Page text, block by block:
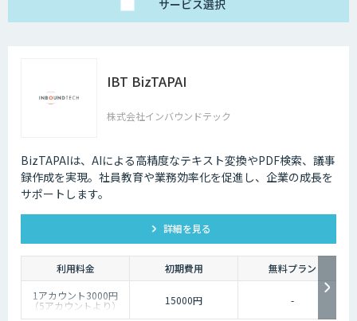
サービス選択
IBT BizTAPAI
株式会社インバウンドテック
BizTAPAIは、AIによる高精度なテキスト変換やPDF検索、議事
録作成を実現。社員教育や業務効率化を促進し、企業の成長を
サポートします。
詳細を見る
利用料金 初期費用
無料プラン
1アカウント3000円
（5アカウントより） 15000円 -